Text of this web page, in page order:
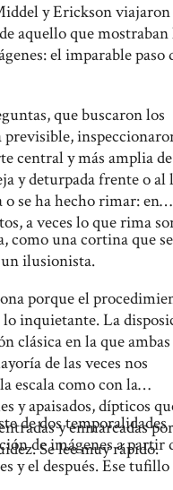
y Erickson viajaron
aquello que mostraban
el imparable paso
que buscaron los
previsible,
central y más amplia de
y deturpada frente o al
se ha hecho rimar: en
a veces lo que rima
como una cortina que
un ilusionista.
porque el
inquietante. La
clásica en la que ambas
de las veces nos
escala como con la
y apaisados, dípticos
y enmarcadas
Se lee muy rápido.
de dos temporalidades
de imágenes a partir
y el después. Ese tufillo